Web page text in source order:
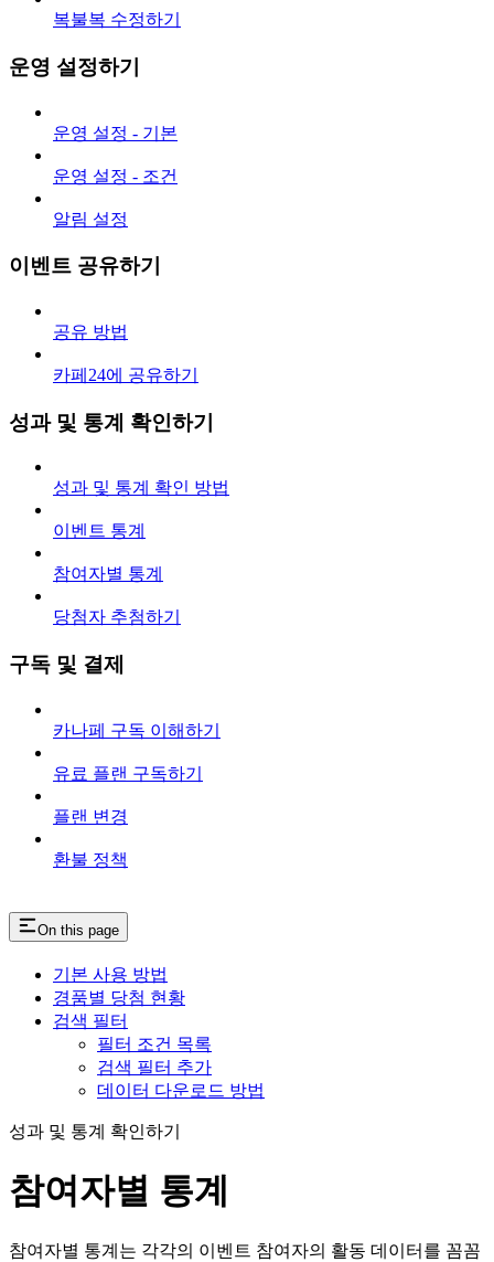
복불복 수정하기
운영 설정하기
운영 설정 - 기본
운영 설정 - 조건
알림 설정
이벤트 공유하기
공유 방법
카페24에 공유하기
성과 및 통계 확인하기
성과 및 통계 확인 방법
이벤트 통계
참여자별 통계
당첨자 추첨하기
구독 및 결제
카나페 구독 이해하기
유료 플랜 구독하기
플랜 변경
환불 정책
On this page
기본 사용 방법
경품별 당첨 현황
검색 필터
필터 조건 목록
검색 필터 추가
데이터 다운로드 방법
성과 및 통계 확인하기
참여자별 통계
참여자별 통계는 각각의 이벤트 참여자의 활동 데이터를 꼼꼼